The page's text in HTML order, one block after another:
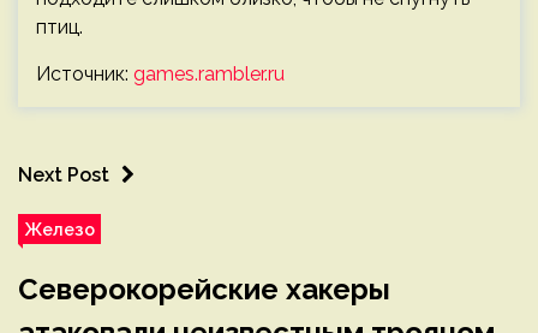
птиц.
Источник: games.rambler.ru
Next Post
Железо
Северокорейские хакеры